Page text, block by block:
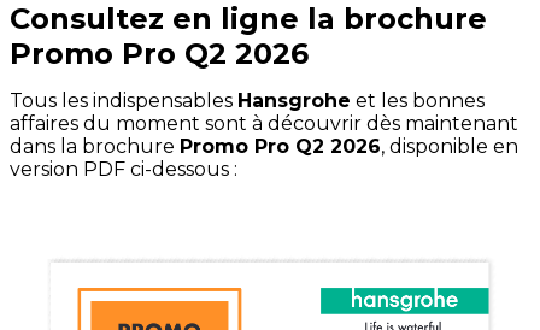
Consultez en ligne la brochure
Promo Pro Q2 2026
Tous les indispensables Hansgrohe et les bonnes
affaires du moment sont à découvrir dès maintenant
dans la brochure Promo Pro Q2 2026, disponible en
version PDF ci-dessous :